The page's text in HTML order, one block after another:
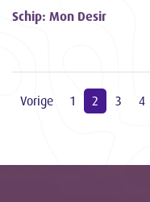
Schip: Mon Desir
Vorige 1 2 3 4